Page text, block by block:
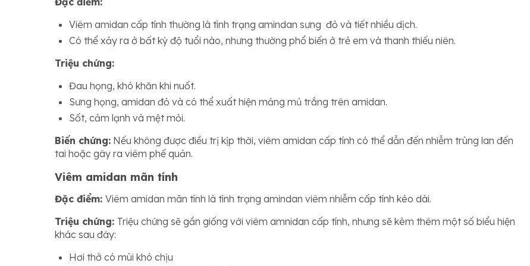
Viêm amidan cấp tính thường là tình trạng amindan sưng đỏ và tiết nhiều dịch.
Có thể xảy ra ở bất kỳ độ tuổi nào, nhưng thường phổ biến ở trẻ em và thanh thiếu niên.
Triệu chứng:
Đau họng, khó khăn khi nuốt.
Sưng họng, amidan đỏ và có thể xuất hiện mảng mủ trắng trên amidan.
Sốt, cảm lạnh và mệt mỏi.
Biến chứng: Nếu không được điều trị kịp thời, viêm amidan cấp tính có thể dẫn đến nhiễm trùng lan đến
tai hoặc gây ra viêm phế quản.
Viêm amidan mãn tính
Đặc điểm: Viêm amidan mãn tính là tình trạng amindan viêm nhiễm cấp tính kéo dài.
Triệu chứng: Triệu chứng sẽ gần giống với viêm amnidan cấp tính, nhưng sẽ kèm thêm một số biểu hiện
khác sau đây:
Hơi thở có mùi khó chịu